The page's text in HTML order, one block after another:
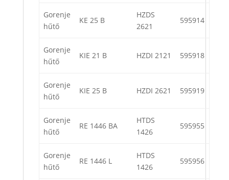
Gorenje
hűtő
KE 25 B
HZDS
2621
595914
Gorenje
hűtő
KIE 21 B HZDI 2121 595918
Gorenje
hűtő
KIE 25 B HZDI 2621 595919
Gorenje
hűtő
RE 1446 BA
HTDS
1426
595955
Gorenje
hűtő
RE 1446 L
HTDS
1426
595956